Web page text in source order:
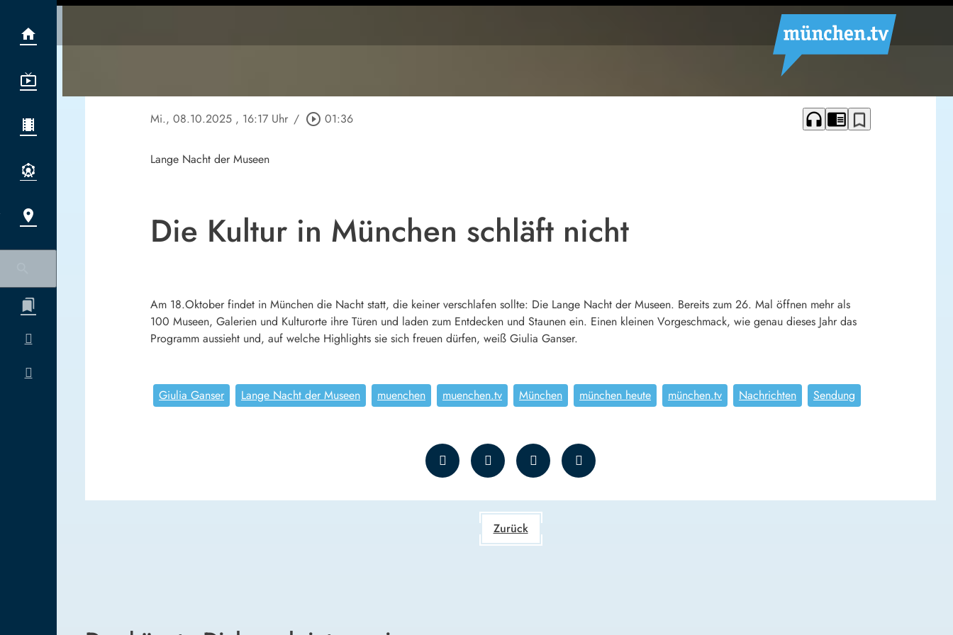
Mi., 08.10.2025 , 16:17 Uhr / play_circle_outline 01:36 headphones chrome_reader_mode bookmark_border
Lange Nacht der Museen
Die Kultur in München schläft nicht
Am 18.Oktober findet in München die Nacht statt, die keiner verschlafen sollte: Die Lange Nacht der Museen. Bereits zum 26. Mal öffnen mehr als
100 Museen, Galerien und Kulturorte ihre Türen und laden zum Entdecken und Staunen ein. Einen kleinen Vorgeschmack, wie genau dieses Jahr das
Programm aussieht und, auf welche Highlights sie sich freuen dürfen, weiß Giulia Ganser.
Giulia Ganser Lange Nacht der Museen muenchen muenchen.tv München münchen heute münchen.tv Nachrichten Sendung
Zurück